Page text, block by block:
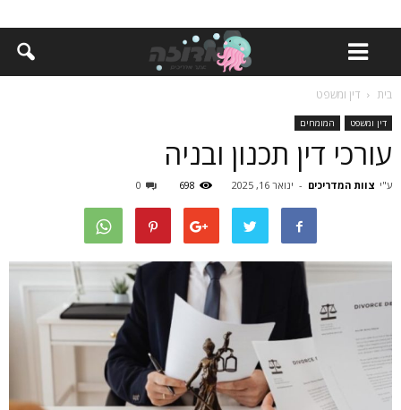
בית דין ומשפט
דין ומשפט המומחים
עורכי דין תכנון ובניה
ע"י צוות המדריכים - ינואר 16, 2025 698
0